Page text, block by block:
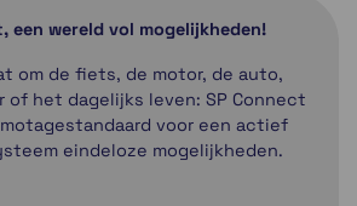
een wereld vol mogelijkheden!
om de fiets, de motor, de auto,
het dagelijks leven: SP Connect
voor een actief
eindeloze mogelijkheden.